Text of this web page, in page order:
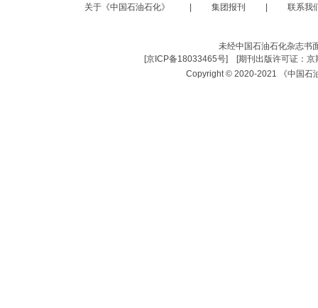
关于《中国石油石化》 集团报刊 联系我
未经中国石油石化杂志书
[京ICP备18033465号] [期刊出版许可证：
Copyright © 2020-2021 《中国石